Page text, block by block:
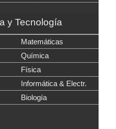
y Tecnología
Matemáticas
Química
Física
Informática & Electr.
Biología